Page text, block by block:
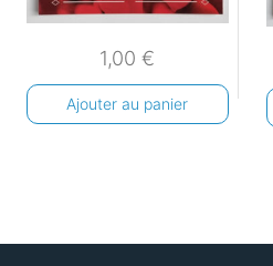
1,00€
Ajouter au panier